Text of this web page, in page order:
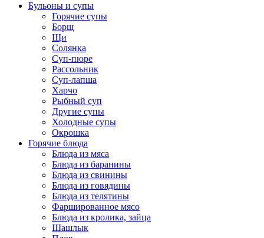
Бульоны и супы
Горячие супы
Борщ
Щи
Солянка
Суп-пюре
Рассольник
Суп-лапша
Харчо
Рыбный суп
Другие супы
Холодные супы
Окрошка
Горячие блюда
Блюда из мяса
Блюда из баранины
Блюда из свинины
Блюда из говядины
Блюда из телятины
Фаршированное мясо
Блюда из кролика, зайца
Шашлык